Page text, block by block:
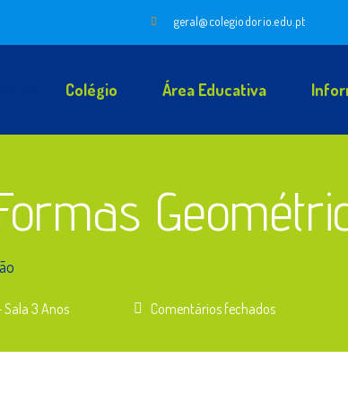
geral@colegiodorio.edu.pt
Colégio Área Educativa
3 Anos Comentários fechadosem